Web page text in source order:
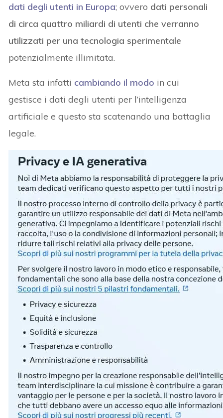
dati degli utenti in Europa; ovvero dati personali
di circa quattro miliardi di utenti che verranno
utilizzati per una tecnologia sperimentale
potenzialmente illimitata.
Meta sta infatti cambiando il modo in cui
gestisce i dati degli utenti per l’intelligenza
artificiale e questo sta scatenando una battaglia
legale.